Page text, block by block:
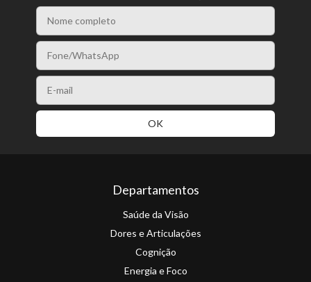
Departamentos
Saúde da Visão
Dores e Articulações
Cognição
Energia e Foco